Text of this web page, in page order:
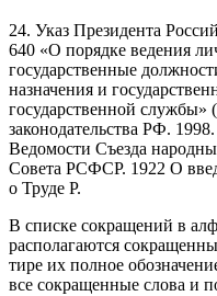
24. Указ Президента
640 «О порядке ведения
государственные
назначения и
государственной службы»
законодательства РФ.
Ведомости Съезда
Совета РСФСР. 1922 О
о Труде Р.
В списке сокращений в
располагаются
тире их полное
все сокращенные слова и